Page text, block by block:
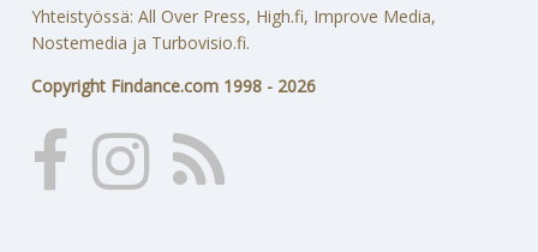
Yhteistyössä: All Over Press, High.fi, Improve Media,
Nostemedia ja Turbovisio.fi.
Copyright Findance.com 1998 - 2026